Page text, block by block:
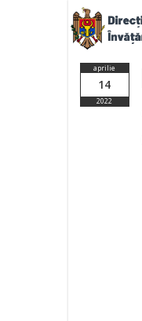
aprilie
14
2022